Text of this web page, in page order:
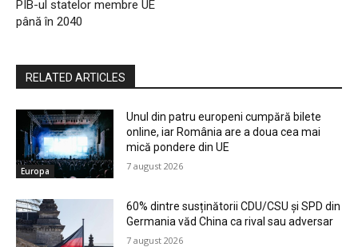
PIB-ul statelor membre UE
până în 2040
RELATED ARTICLES
Europa
Unul din patru europeni cumpără bilete
online, iar România are a doua cea mai
mică pondere din UE
7 august 2026
60% dintre susținătorii CDU/CSU și SPD din
Germania văd China ca rival sau adversar
7 august 2026